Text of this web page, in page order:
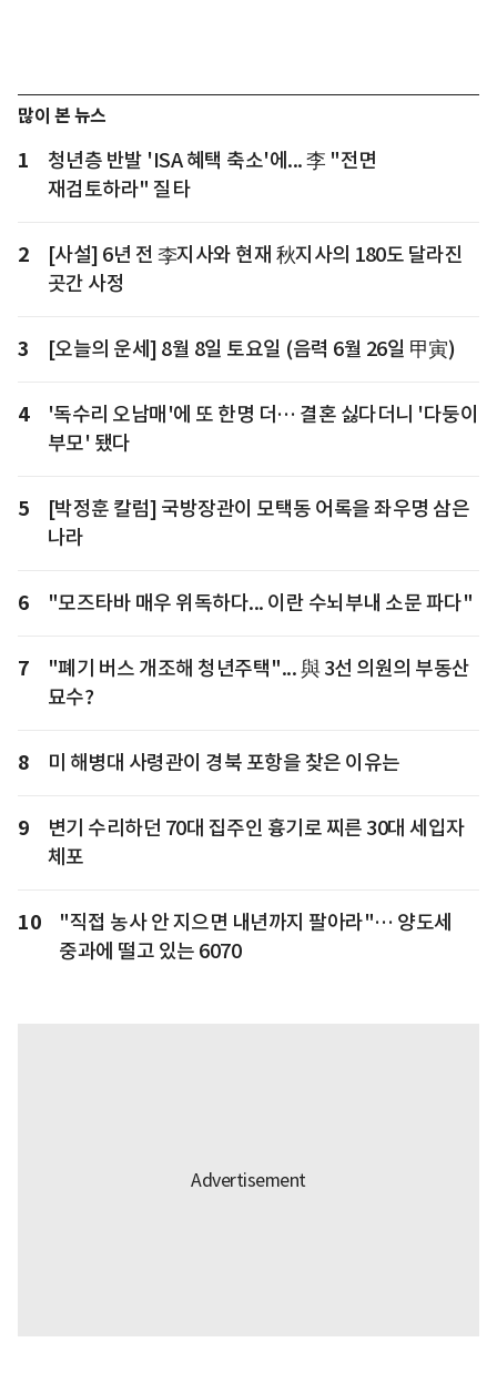
많이 본 뉴스
1
청년층 반발 'ISA 혜택 축소'에... 李 "전면
재검토하라" 질타
2
[사설] 6년 전 李지사와 현재 秋지사의 180도 달라진
곳간 사정
3 [오늘의 운세] 8월 8일 토요일 (음력 6월 26일 甲寅)
4
'독수리 오남매'에 또 한명 더… 결혼 싫다더니 '다둥이
부모' 됐다
5
[박정훈 칼럼] 국방장관이 모택동 어록을 좌우명 삼은
나라
6 "모즈타바 매우 위독하다... 이란 수뇌부내 소문 파다"
7
"폐기 버스 개조해 청년주택"... 與 3선 의원의 부동산
묘수?
8 미 해병대 사령관이 경북 포항을 찾은 이유는
9
변기 수리하던 70대 집주인 흉기로 찌른 30대 세입자
체포
10
"직접 농사 안 지으면 내년까지 팔아라"… 양도세
중과에 떨고 있는 6070